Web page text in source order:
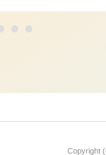
Copyright